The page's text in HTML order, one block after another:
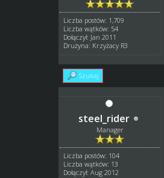
Liczba postów: 1,709
Liczba wątków: 54
Dołączył: Jan 2011
Drużyna: Krzyżacy R3
Szukaj
steel_rider
Manager
Liczba postów: 104
Liczba wątków: 13
Dołączył: Aug 2012